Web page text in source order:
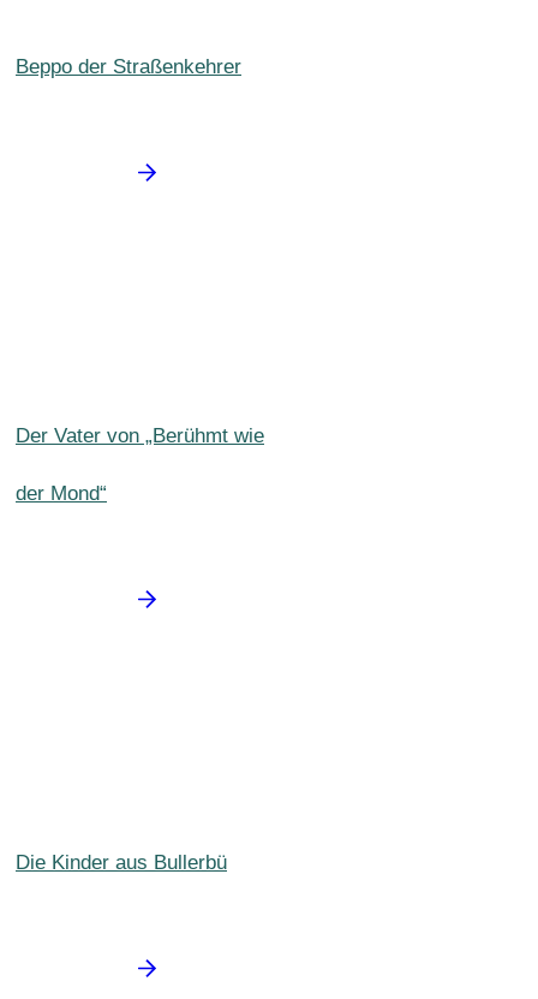
Beppo der Straßenkehrer
Der Vater von „Berühmt wie
der Mond“
Die Kinder aus Bullerbü